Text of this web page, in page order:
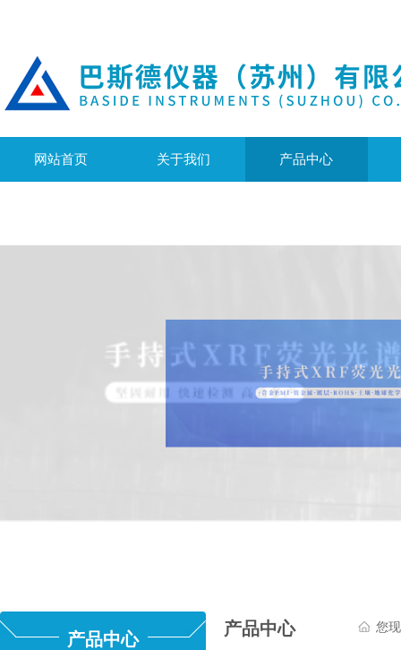
网站首页 关于我们 产品中心
产品中心
产品中心 您